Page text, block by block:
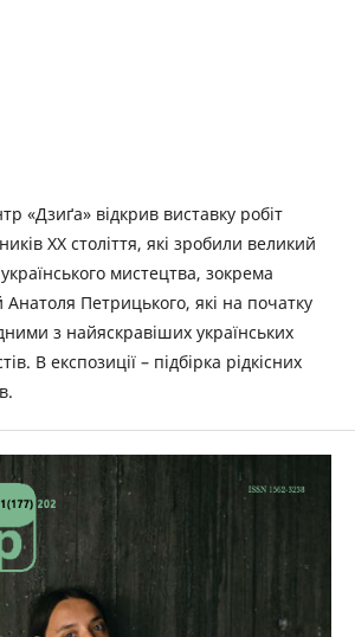
«Дзиґа» відкрив виставку робіт
XX століття, які зробили великий
мистецтва, зокрема
Петрицького, які на початку
з найяскравіших українських
В експозиції – підбірка рідкісних